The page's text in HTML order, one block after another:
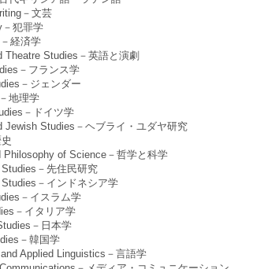
－文芸
－犯罪学
経済学
Theatre Studies－英語と演劇
－フランス学
－ジェンダー
地理学
－ドイツ学
Jewish Studies－ヘブライ・ユダヤ研究
Philosophy of Science－哲学と科学
Studies－先住民研究
Studies－インドネシア学
－イスラム学
－イタリア学
－日本学
－韓国学
Applied Linguistics－言語学